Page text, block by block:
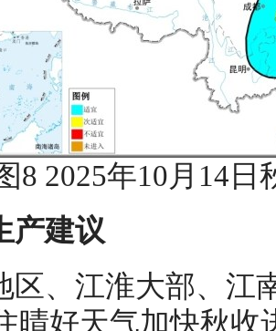
8 2025年10月14
产建议
区、江淮大部、江
晴好天气加快秋